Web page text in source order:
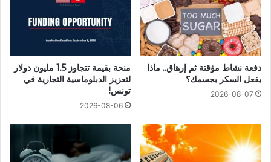
دفعة نشاط مؤقتة ثم إرهاق.. ماذا
يفعل السكر بجسمك؟
2026-08-07
منحة بقيمة تتجاوز 1.5 مليون دولار
لتعزيز الدبلوماسية التجارية في
تونس!
2026-08-06